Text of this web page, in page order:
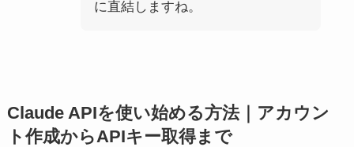
に直結しますね。
Claude APIを使い始める方法｜アカウン
ト作成からAPIキー取得まで